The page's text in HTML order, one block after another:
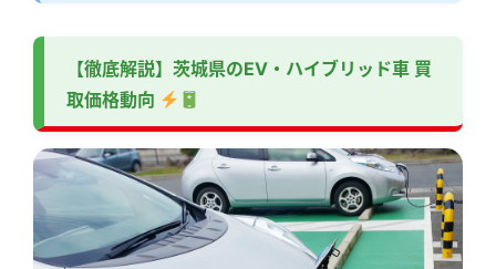
【徹底解説】茨城県のEV・ハイブリッド車 買
取価格動向